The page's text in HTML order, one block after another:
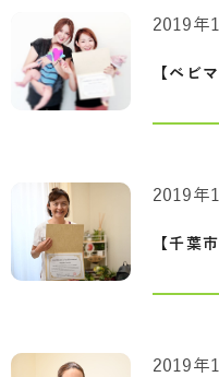
2019年
2019年
2019年